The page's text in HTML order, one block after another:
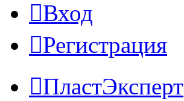
Вход
Регистрация
ПластЭксперт